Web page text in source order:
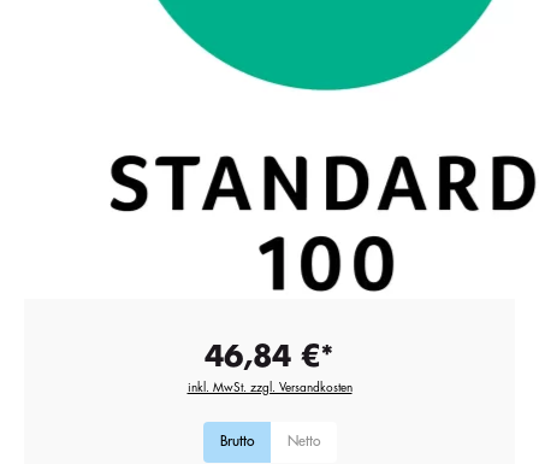
46,84 €*
inkl. MwSt. zzgl. Versandkosten
Brutto Netto